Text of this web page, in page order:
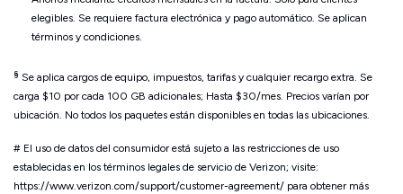
elegibles. Se requiere factura electrónica y pago automático. Se aplican
términos y condiciones.
§ Se aplica cargos de equipo, impuestos, tarifas y cualquier recargo extra. Se
carga $10 por cada 100 GB adicionales; Hasta $30/mes. Precios varían por
ubicación. No todos los paquetes están disponibles en todas las ubicaciones.
# El uso de datos del consumidor está sujeto a las restricciones de uso
establecidas en los términos legales de servicio de Verizon; visite:
https://www.verizon.com/support/customer-agreement/ para obtener más